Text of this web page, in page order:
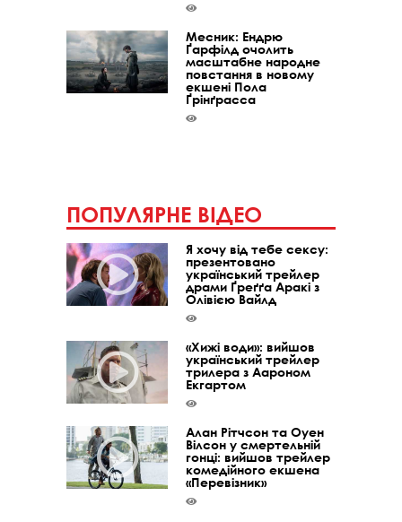
Месник: Ендрю
Ґарфілд очолить
масштабне народне
повстання в новому
екшені Пола
Ґрінґрасса
ПОПУЛЯРНЕ ВІДЕО
Я хочу від тебе сексу:
презентовано
український трейлер
драми Ґреґґа Аракі з
Олівією Вайлд
«Хижі води»: вийшов
український трейлер
трилера з Аароном
Екгартом
Алан Рітчсон та Оуен
Вілсон у смертельній
гонці: вийшов трейлер
комедійного екшена
«Перевізник»